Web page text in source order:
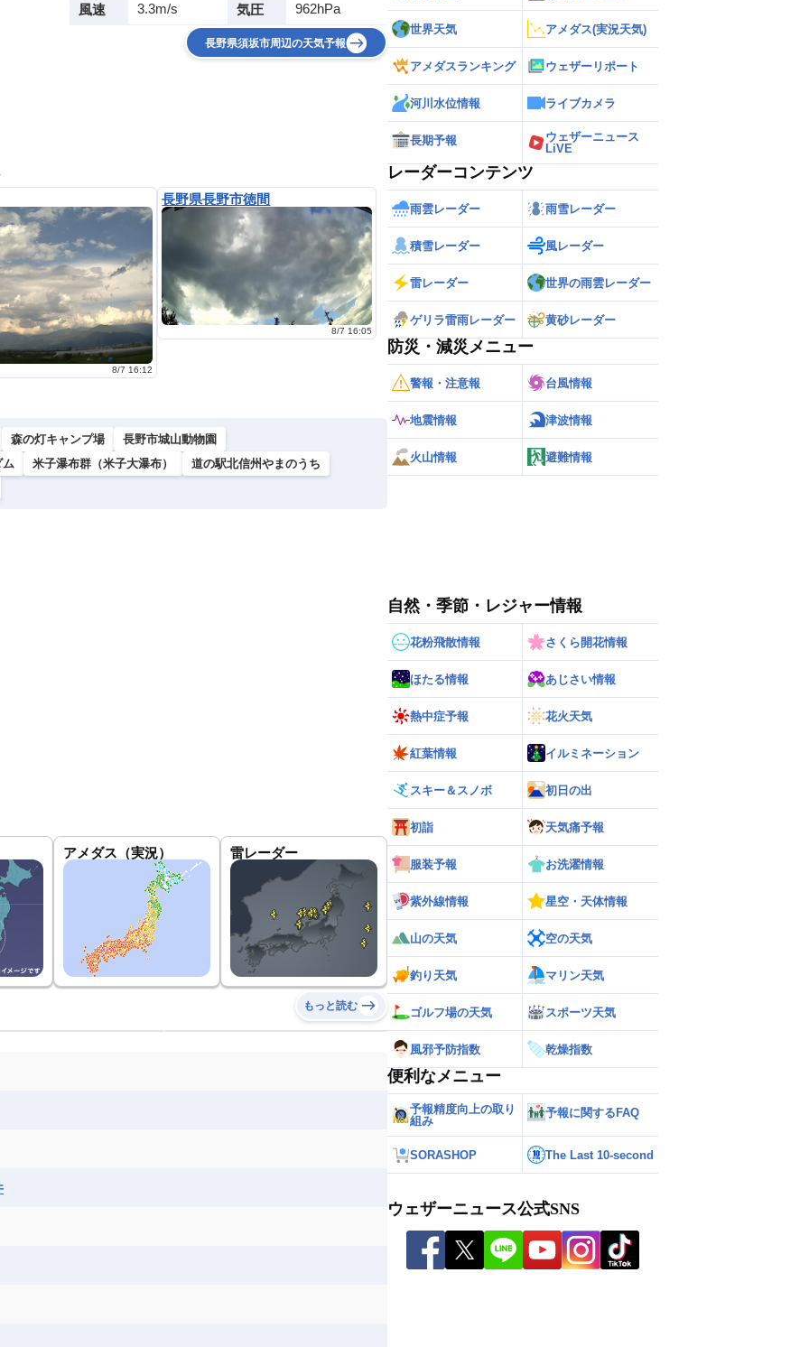
風速 3.3m/s 気圧 962hPa
長野県須坂市周辺の天気予報
8/7 16:12
長野県長野市徳間
8/7 16:05
森の灯キャンプ場
長野市城山動物園
ム
米子瀑布群（米子大瀑布） 道の駅北信州やまのうち
アメダス（実況） 雷レーダー
もっと読む
世界天気 アメダス(実況天気)
アメダスランキング ウェザーリポート
河川水位情報 ライブカメラ
長期予報
ウェザーニュース
LiVE
レーダーコンテンツ
雨雲レーダー 雨雪レーダー
積雪レーダー 風レーダー
雷レーダー 世界の雨雲レーダー
ゲリラ雷雨レーダー 黄砂レーダー
防災・減災メニュー
警報・注意報 台風情報
地震情報 津波情報
火山情報 避難情報
自然・季節・レジャー情報
花粉飛散情報 さくら開花情報
ほたる情報 あじさい情報
熱中症予報 花火天気
紅葉情報 イルミネーション
スキー＆スノボ 初日の出
初詣 天気痛予報
服装予報 お洗濯情報
紫外線情報 星空・天体情報
山の天気 空の天気
釣り天気 マリン天気
ゴルフ場の天気 スポーツ天気
風邪予防指数 乾燥指数
便利なメニュー
予報精度向上の取り
組み
予報に関するFAQ
SORASHOP The Last 10-second
ウェザーニュース公式SNS